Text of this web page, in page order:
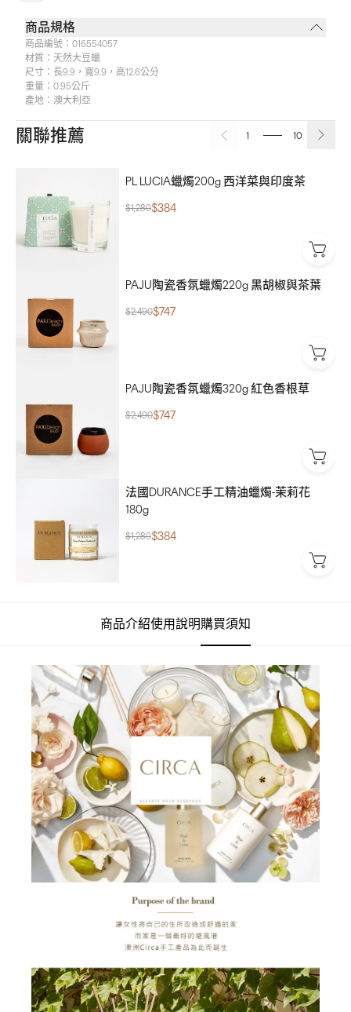
商品規格
商品編號： 016554057
材質： 天然大豆蠟
尺寸： 長9.9，寬9.9，高12.6公分
重量： 0.95公斤
產地： 澳大利亞
關聯推薦 1 10
PL LUCIA蠟燭200g 西洋菜與印度茶
$1,280$384
PAJU陶瓷香氛蠟燭220g 黑胡椒與茶葉
$2,490$747
PAJU陶瓷香氛蠟燭320g 紅色香根草
$2,490$747
法國DURANCE手工精油蠟燭-茉莉花
180g
$1,280$384
商品介紹使用說明購買須知